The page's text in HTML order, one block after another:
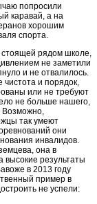
попросили
каравай, а на
хорошим
спорта.
рядом школе,
не заметили
и не отвалилось.
и порядок,
или не требуют
не больше нашего,
Возможно,
так умеют
они
инвалидов.
она в
высокие результаты
в 2013 году
пример в
не успели: